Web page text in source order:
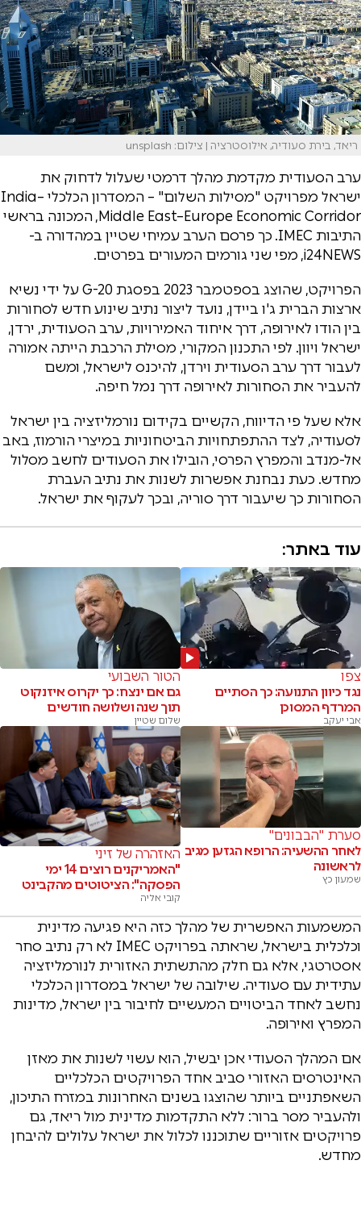
ריאד, בירת סעודיה, אילוסטרציה | צילום: unsplash
ערב הסעודית מקדמת מהלך דרמטי שעלול לדחוק את
ישראל מפרויקט "מסילות השלום" – המסדרון הכלכלי India–
Middle East–Europe Economic Corridor, המכונה בראשי
התיבות IMEC. כך פרסם הערב עמיחי שטיין במהדורה ב-
i24NEWS, מפי שני גורמים המעורים בפרטים.
הפרויקט, שהוצג בספטמבר 2023 בפסגת G-20 על ידי נשיא
ארצות הברית ג'ו ביידן, נועד ליצור נתיב שינוע חדש לסחורות
בין הודו לאירופה, דרך איחוד האמירויות, ערב הסעודית, ירדן,
ישראל ויוון. לפי התכנון המקורי, מסילת הרכבת הייתה אמורה
לעבור דרך ערב הסעודית וירדן, להיכנס לישראל, ומשם
להעביר את הסחורות לאירופה דרך נמל חיפה.
אלא שעל פי הדיווח, הקשיים בקידום נורמליזציה בין ישראל
לסעודיה, לצד ההתפתחויות הביטחוניות במיצרי הורמוז, באב
אל-מנדב והמפרץ הפרסי, הובילו את הסעודים לחשב מסלול
מחדש. כעת נבחנת אפשרות לשנות את נתיב העברת
הסחורות כך שיעבור דרך סוריה, ובכך לעקוף את ישראל.
עוד באתר:
צפו
נגד כיוון התנועה: כך הסתיים
המרדף המסוכן
אבי יעקב
הטור השבועי
גם אם ינצח: כך יקרוס איזנקוט
תוך שנה ושלושה חודשים
שלום שטיין
סערת "הבבונים"
לאחר ההשעיה: הרופא הגזען מגיב
לראשונה
שמעון כץ
האזהרה של זיני
"האמריקנים רוצים 14 ימי
הפסקה": הציטוטים מהקבינט
קובי אליה
המשמעות האפשרית של מהלך כזה היא פגיעה מדינית
וכלכלית בישראל, שראתה בפרויקט IMEC לא רק נתיב סחר
אסטרטגי, אלא גם חלק מהתשתית האזורית לנורמליזציה
עתידית עם סעודיה. שילובה של ישראל במסדרון הכלכלי
נחשב לאחד הביטויים המעשיים לחיבור בין ישראל, מדינות
המפרץ ואירופה.
אם המהלך הסעודי אכן יבשיל, הוא עשוי לשנות את מאזן
האינטרסים האזורי סביב אחד הפרויקטים הכלכליים
השאפתניים ביותר שהוצגו בשנים האחרונות במזרח התיכון,
ולהעביר מסר ברור: ללא התקדמות מדינית מול ריאד, גם
פרויקטים אזוריים שתוכננו לכלול את ישראל עלולים להיבחן
מחדש.